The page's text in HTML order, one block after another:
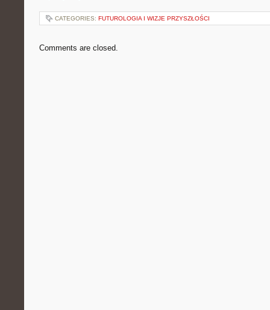
CATEGORIES: FUTUROLOGIA I WIZJE PRZYSZŁOŚCI
Comments are closed.